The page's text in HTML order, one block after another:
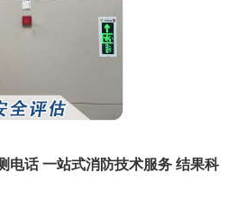
电话 一站式消防技术服务 结果科